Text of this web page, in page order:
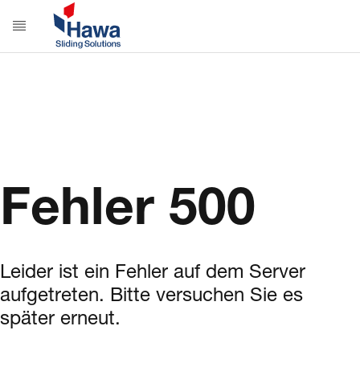
Fehler 500
Leider ist ein Fehler auf dem Server
aufgetreten. Bitte versuchen Sie es
später erneut.